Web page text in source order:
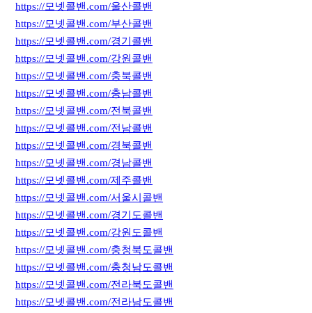
https://모넷콜밴.com/울산콜밴
https://모넷콜밴.com/부산콜밴
https://모넷콜밴.com/경기콜밴
https://모넷콜밴.com/강원콜밴
https://모넷콜밴.com/충북콜밴
https://모넷콜밴.com/충남콜밴
https://모넷콜밴.com/전북콜밴
https://모넷콜밴.com/전남콜밴
https://모넷콜밴.com/경북콜밴
https://모넷콜밴.com/경남콜밴
https://모넷콜밴.com/제주콜밴
https://모넷콜밴.com/서울시콜밴
https://모넷콜밴.com/경기도콜밴
https://모넷콜밴.com/강원도콜밴
https://모넷콜밴.com/충청북도콜밴
https://모넷콜밴.com/충청남도콜밴
https://모넷콜밴.com/전라북도콜밴
https://모넷콜밴.com/전라남도콜밴